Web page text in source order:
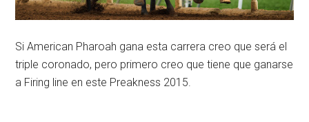
Si American Pharoah gana esta carrera creo que será el
triple coronado, pero primero creo que tiene que ganarse
a Firing line en este Preakness 2015.